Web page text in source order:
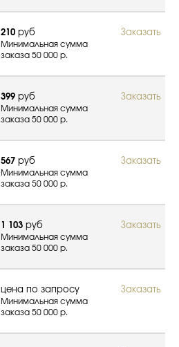
210 руб
Минимальная сумма
заказа 50 000 р.
Заказать
399 руб
Минимальная сумма
заказа 50 000 р.
Заказать
567 руб
Минимальная сумма
заказа 50 000 р.
Заказать
1 103 руб
Минимальная сумма
заказа 50 000 р.
Заказать
цена по запросу
Минимальная сумма
заказа 50 000 р.
Заказать